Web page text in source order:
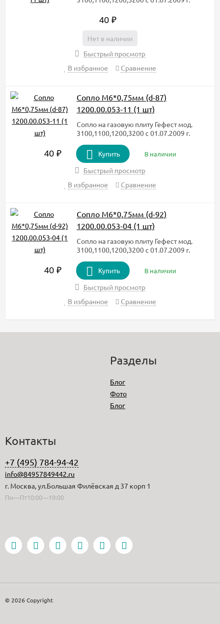
40 ₽
Нет в наличии
Быстрый просмотр
В избранное
Сравнение
Сопло М6*0,75мм (d-87)
1200.00.053-11 (1 шт)
Сопло на газовую плиту Гефест мод.
3100,1100,1200,3200 с 01.07.2009 г.
40 ₽ Купить В наличии
Быстрый просмотр
В избранное
Сравнение
Сопло М6*0,75мм (d-92)
1200.00.053-04 (1 шт)
Сопло на газовую плиту Гефест мод.
3100,1100,1200,3200 с 01.07.2009 г.
40 ₽ Купить В наличии
Быстрый просмотр
В избранное
Сравнение
Разделы
Блог
Фото
Блог
Контакты
+7 (495) 784-94-42
info@84957849442.ru
г. Москва, ул.Большая Филёвская д 37 корп 1
Пн—Пт10:00—19:00
© 2026 Copyright